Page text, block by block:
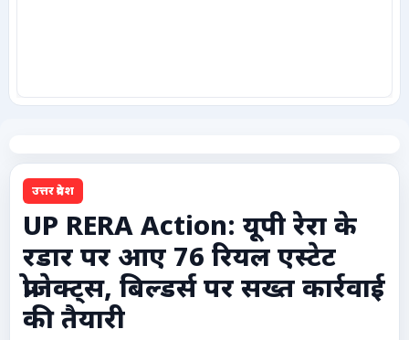
टेक्नोलॉजी / गैजेट्स
लाइफस्टाइल
वायरल
स्पेशल
उत्तर प्रदेश
UP RERA Action: यूपी रेरा के
रडार पर आए 76 रियल एस्टेट
प्रोजेक्ट्स, बिल्डर्स पर सख्त कार्रवाई
की तैयारी